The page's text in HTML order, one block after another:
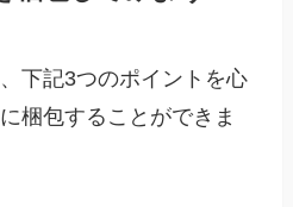
下記3つのポイントを心
梱包することができま